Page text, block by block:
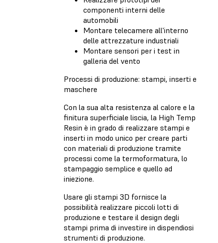
componenti interni delle
automobili
Montare telecamere all'interno
delle attrezzature industriali
Montare sensori per i test in
galleria del vento
Processi di produzione: stampi, inserti e
maschere
Con la sua alta resistenza al calore e la
finitura superficiale liscia, la High Temp
Resin è in grado di realizzare stampi e
inserti in modo unico per creare parti
con materiali di produzione tramite
processi come la termoformatura, lo
stampaggio semplice e quello ad
iniezione.
Usare gli stampi 3D fornisce la
possibilità realizzare piccoli lotti di
produzione e testare il design degli
stampi prima di investire in dispendiosi
strumenti di produzione.